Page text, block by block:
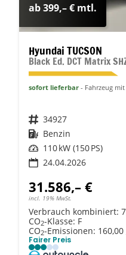
ab 399,– € mtl.
Hyundai TUCSON
Black Ed. DCT Matrix
sofort lieferbar Fahrzeug
Fahrzeugnr. 34927
Kraftstoff Benzin
Leistung 110 kW (150 PS)
24.04.2026
31.586,– €
incl. 19% MwSt.
Verbrauch kombiniert:
CO2-Klasse: F
CO2-Emissionen:
Fairer Preis